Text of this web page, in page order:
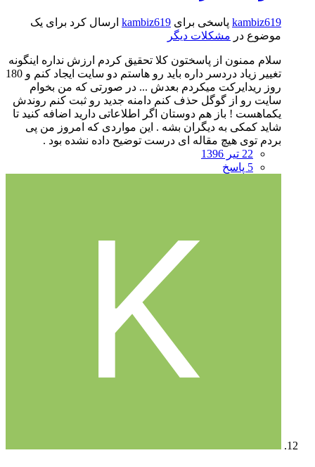
kambiz619 پاسخی برای kambiz619 ارسال کرد برای یک
موضوع در مشکلات دیگر
سلام ممنون از پاسختون کلا تحقیق کردم ارزش نداره اینگونه
تغییر زیاد دردسر داره باید رو هاستم دو سایت ایجاد کنم و 180
روز ریدایرکت میکردم بعدش ... در صورتی که من بخوام
سایت رو از گوگل حذف کنم دامنه جدید رو ثبت کنم روندش
یکماهست ! باز هم دوستان اگر اطلاعاتی دارید اضافه کنید تا
شاید کمکی به دیگران بشه . این مواردی که امروز من پی
بردم توی هیچ مقاله ای درست توضیح داده نشده بود .
22 تیر 1396
5 پاسخ